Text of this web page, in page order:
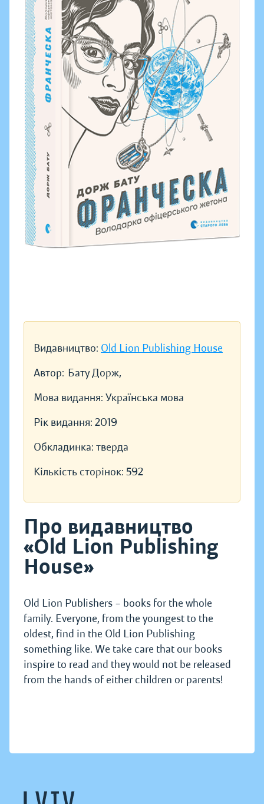
Видавництво: Old Lion Publishing House
Автор: Бату Дорж,
Мова видання: Українська мова
Рік видання: 2019
Обкладинка: тверда
Кількість сторінок: 592
Про видавництво
«Old Lion Publishing
House»
Old Lion Publishers – books for the whole
family. Everyone, from the youngest to the
oldest, find in the Old Lion Publishing
something like. We take care that our books
inspire to read and they would not be released
from the hands of either children or parents!